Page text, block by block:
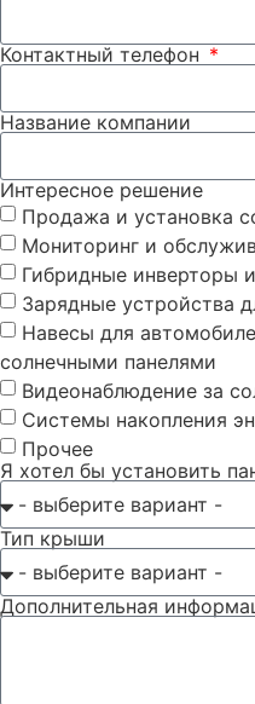
Контактный телефон
Название компании
Интересное решение
Продажа и установка
Мониторинг и
Гибридные инверторы
Зарядные устройства
Навесы для
солнечными панелями
Видеонаблюдение за
Системы накопления
Прочее
Я хотел бы установить
Тип крыши
Дополнительная